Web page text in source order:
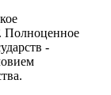
Полноценное
-